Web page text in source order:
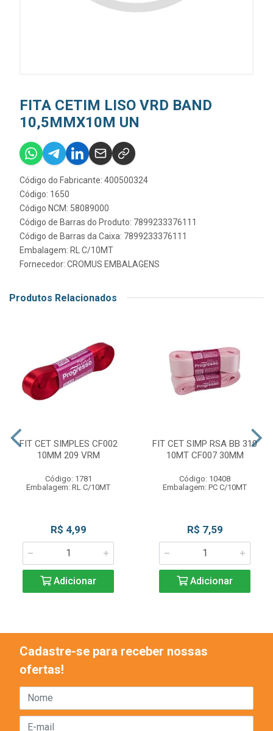
FITA CETIM LISO VRD BAND
10,5MMX10M UN
Código do Fabricante: 400500324
Código: 1650
Código NCM: 58089000
Código de Barras do Produto: 7899233376111
Código de Barras da Caixa: 7899233376111
Embalagem: RL C/10MT
Fornecedor: CROMUS EMBALAGENS
Produtos Relacionados
FIT CET SIMPLES CF002
10MM 209 VRM
Código: 1781
Embalagem: RL C/10MT
R$ 4,99
Adicionar
FIT CET SIMP RSA BB 310
10MT CF007 30MM
Código: 10408
Embalagem: PC C/10MT
R$ 7,59
Adicionar
Cadastre-se para receber nossas
ofertas!